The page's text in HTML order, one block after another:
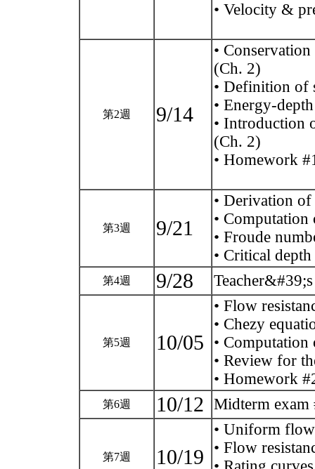
• Velocity &
第2週 9/14
•
(Ch. 2)
• Definition of
• Energy-
• Introduction
(Ch. 2)
• Homework
第3週 9/21
• Derivation
•
• Froude
• Critical
第4週 9/28
第5週 10/05
• Flow
• Chezy
•
• Review for
• Homework
第6週 10/12 Midterm
第7週 10/19
• Uniform
• Flow